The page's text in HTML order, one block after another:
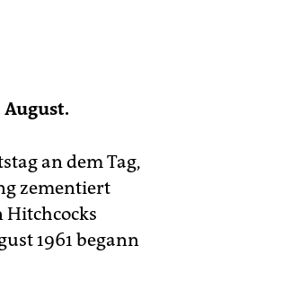
August.
an dem Tag,
zementiert
Hitchcocks
1961 begann